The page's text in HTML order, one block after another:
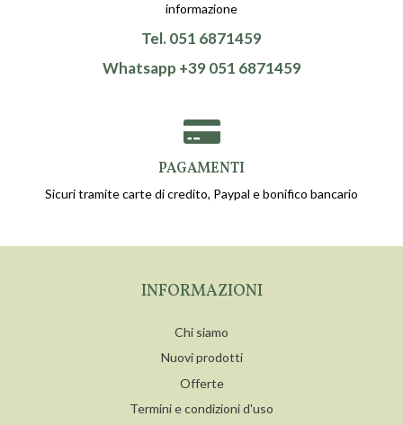
informazione
Tel. 051 6871459
Whatsapp +39 051 6871459
PAGAMENTI
Sicuri tramite carte di credito, Paypal e bonifico bancario
INFORMAZIONI
Chi siamo
Nuovi prodotti
Offerte
Termini e condizioni d'uso